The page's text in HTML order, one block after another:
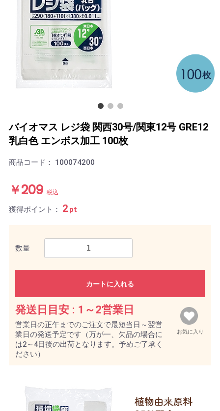
バイオマス レジ袋 関西30号/関東12号 GRE12
乳白色 エンボス加工 100枚
商品コード： 100074200
￥209 税込
獲得ポイント： 2 pt
数量
カートに入れる
お気に入り
発送日目安 : 1～2営業日
営業日の正午までのご注文で最短当日～翌営
業日の発送予定です（万が一、欠品の場合に
は2～4日後の出荷となります。予めご了承く
ださい）